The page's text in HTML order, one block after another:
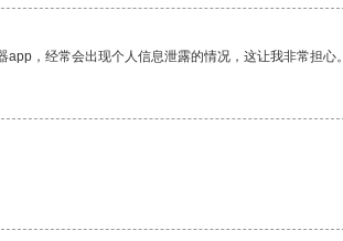
，经常会出现个人信息泄露的情况，这让我非常担心。